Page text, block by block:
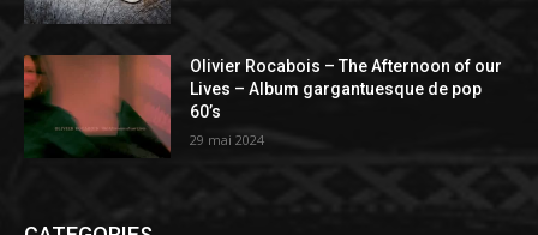
Olivier Rocabois – The Afternoon of our
Lives – Album gargantuesque de pop
60’s
29 mai 2024